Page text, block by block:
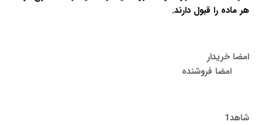
هر ماده را قبول دارند.
امضا خریدار
امضا فروشنده